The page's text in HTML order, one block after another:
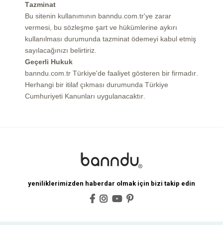
Tazminat
Bu sitenin kullanımının banndu.com.tr'ye zarar
vermesi, bu sözleşme şart ve hükümlerine aykırı
kullanılması durumunda tazminat ödemeyi kabul etmiş
sayılacağınızı belirtiriz.
Geçerli Hukuk
banndu.com.tr Türkiye'de faaliyet gösteren bir firmadır.
Herhangi bir itilaf çıkması durumunda Türkiye
Cumhuriyeti Kanunları uygulanacaktır.
yeniliklerimizden haberdar olmak için bizi takip edin